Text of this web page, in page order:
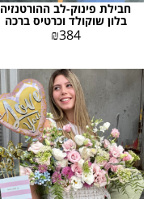
חבילת פינוק-לב ההורטנזיה
בלון שוקולד וכרטיס ברכה
₪384